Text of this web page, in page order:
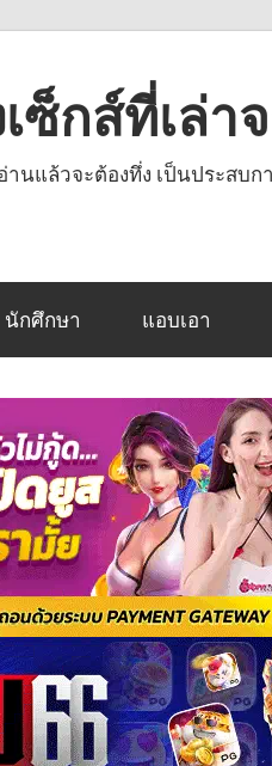
เซ็กส์ที่เล่
านแล้วจะต้องทึ่ง เป็นประ
นักศึกษา แอบเอา